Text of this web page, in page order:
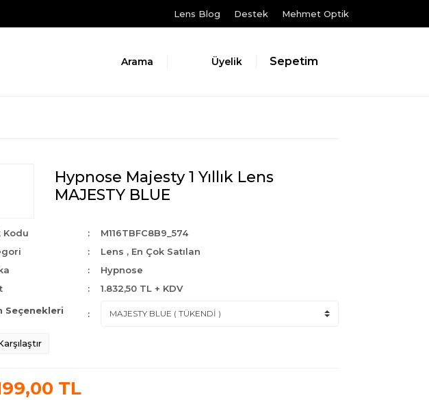
Lens Blog Destek Mehmet Optik
Arama Üyelik Sepetim
Hypnose Majesty 1 Yıllık Lens
MAJESTY BLUE
Kodu
M116TBFC8B9_574
Lens , En Çok Satılan
Hypnose
1.832,50 TL + KDV
Seçenekleri
TL